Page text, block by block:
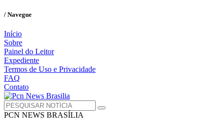
/ Navegue
Início
Sobre
Painel do Leitor
Expediente
Termos de Uso e Privacidade
FAQ
Contato
PCN NEWS BRASÍLIA